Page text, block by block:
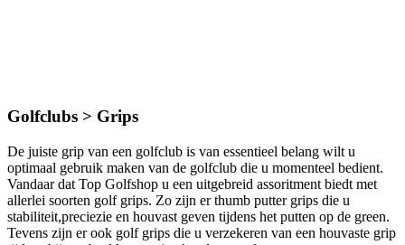
Golfclubs > Grips
De juiste grip van een golfclub is van essentieel belang wilt u
optimaal gebruik maken van de golfclub die u momenteel bedient.
Vandaar dat Top Golfshop u een uitgebreid assoritment biedt met
allerlei soorten golf grips. Zo zijn er thumb putter grips die u
stabiliteit,preciezie en houvast geven tijdens het putten op de green.
Tevens zijn er ook golf grips die u verzekeren van een houvaste grip